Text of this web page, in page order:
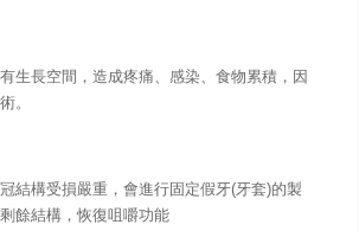
生長空間，造成疼痛、感染、食物累積，因
。
結構受損嚴重，會進行固定假牙(牙套)的製
餘結構，恢復咀嚼功能